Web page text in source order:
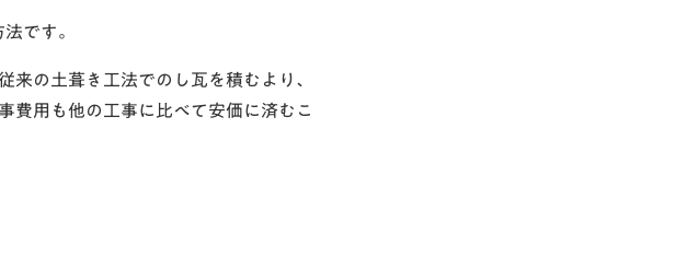
です。
の土葺き工法でのし瓦を積むより、
費用も他の工事に比べて安価に済むこ